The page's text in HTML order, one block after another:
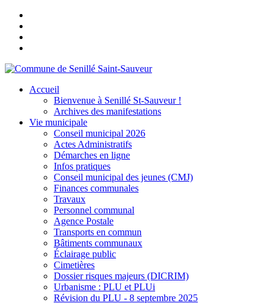
Accueil
Bienvenue à Senillé St-Sauveur !
Archives des manifestations
Vie municipale
Conseil municipal 2026
Actes Administratifs
Démarches en ligne
Infos pratiques
Conseil municipal des jeunes (CMJ)
Finances communales
Travaux
Personnel communal
Agence Postale
Transports en commun
Bâtiments communaux
Éclairage public
Cimetières
Dossier risques majeurs (DICRIM)
Urbanisme : PLU et PLUi
Révision du PLU - 8 septembre 2025